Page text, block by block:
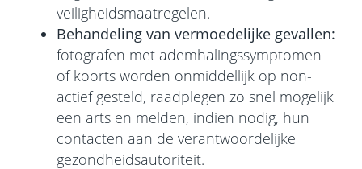
veiligheidsmaatregelen.
Behandeling van vermoedelijke gevallen:
fotografen met ademhalingssymptomen
of koorts worden onmiddellijk op non-
actief gesteld, raadplegen zo snel mogelijk
een arts en melden, indien nodig, hun
contacten aan de verantwoordelijke
gezondheidsautoriteit.